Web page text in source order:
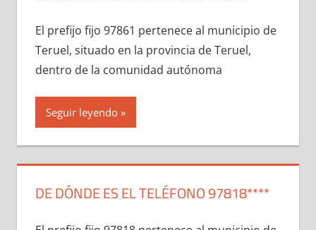
El prefijo fijo 97861 pertenece al municipio dе
Teruel, situado en la provincia dе Teruel,
dentro dе la comunidad autónoma
Seguir leyendo
DE DÓNDE ES EL TELÉFONO 97818****